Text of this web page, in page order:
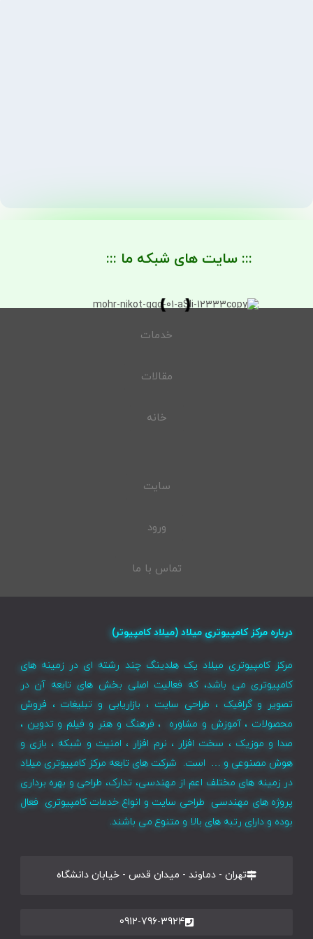
::: سایت های شبکه ما :::
خدمات
مقالات
خانه
سایت
ورود
تماس با ما
درباره مرکز کامپیوتری میلاد (میلاد کامپیوتر)
مرکز کامپیوتری میلاد یک هلدینگ چند رشته ای در زمینه های
کامپیوتری می باشد، که فعالیت اصلی بخش های تابعه آن در
تصویر و گرافیک ، طراحی سایت ، بازاریابی و تبلیغات ، فروش
محصولات ، آموزش و مشاوره ، فرهنگ و هنر و فیلم و تدوین ،
صدا و موزیک ، سخت افزار ، نرم افزار ، امنیت و شبکه ، بازی و
هوش مصنوعی و … است. شرکت های تابعه مرکز کامپیوتری میلاد
در زمینه های مختلف اعم از مهندسی، تدارک، طراحی و بهره برداری
پروژه های مهندسی طراحی سایت و انواع خدمات کامپیوتری فعال
بوده و دارای رتبه های بالا و متنوع می باشند.
تهران - دماوند - میدان قدس - خیابان دانشگاه
0912-796-3924